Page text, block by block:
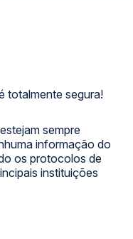
totalmente segura!
sempre
informação do
os protocolos de
instituições